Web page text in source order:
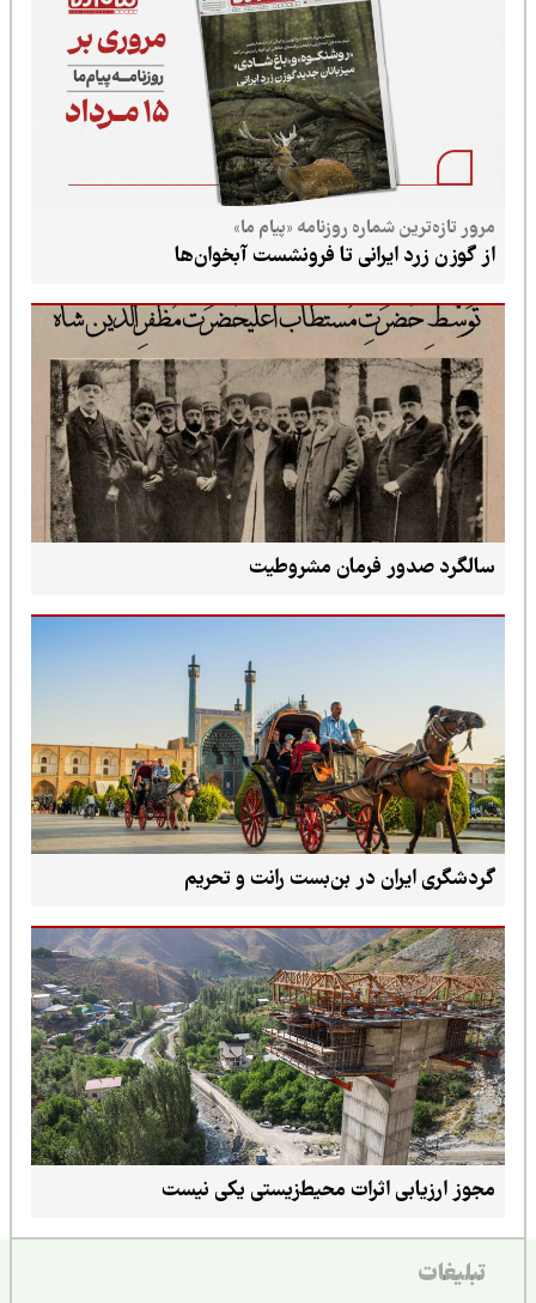
مرور تازه‌ترین شماره روزنامه «پیام ما»
از گوزن زرد ایرانی تا فرونشست آبخوان‌ها
سالگرد صدور فرمان مشروطیت
گردشگری ایران در بن‌بست رانت و تحریم
مجوز ارزیابی اثرات محیط‌زیستی یکی نیست
تبلیغات